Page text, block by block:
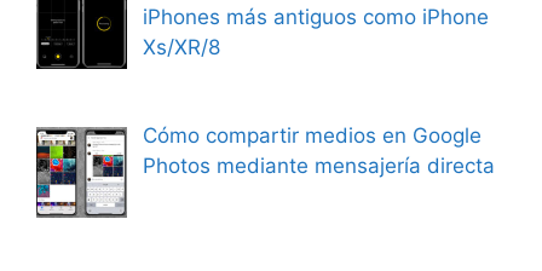
iPhones más antiguos como iPhone
Xs/XR/8
Cómo compartir medios en Google
Photos mediante mensajería directa